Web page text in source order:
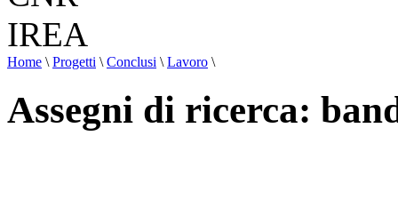
Home \ Progetti \ Conclusi \ Lavoro \
Assegni di ricerca: